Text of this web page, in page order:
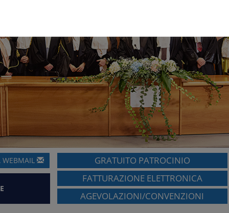
WEBMAIL
GRATUITO PATROCINIO
FATTURAZIONE ELETTRONICA
AGEVOLAZIONI/CONVENZIONI